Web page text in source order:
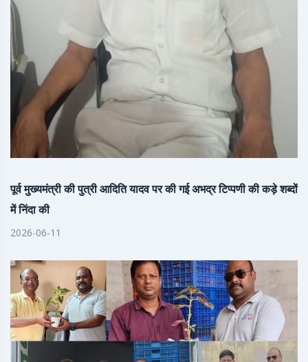
पूर्व मुख्यमंत्री की पुत्री आदिति यादव पर की गई अभद्र टिप्पणी की कड़े शब्दों
में निंदा की
2026-06-11